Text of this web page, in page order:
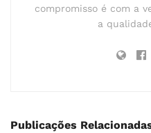
compromisso é com a
a
Publicações